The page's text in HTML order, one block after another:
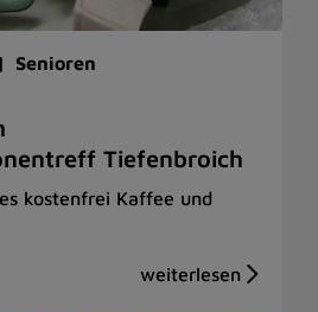
Senioren
Tiefenbroich
kostenfrei Kaffee und